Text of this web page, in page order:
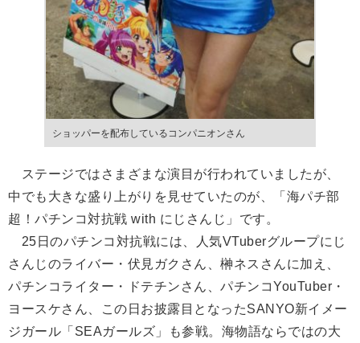
ショッパーを配布しているコンパニオンさん
ステージではさまざまな演目が行われていましたが、
中でも大きな盛り上がりを見せていたのが、「海パチ部
超！パチンコ対抗戦 with にじさんじ」です。
25日のパチンコ対抗戦には、人気VTuberグループにじ
さんじのライバー・伏見ガクさん、榊ネスさんに加え、
パチンコライター・ドテチンさん、パチンコYouTuber・
ヨースケさん、この日お披露目となったSANYO新イメー
ジガール「SEAガールズ」も参戦。海物語ならではの大